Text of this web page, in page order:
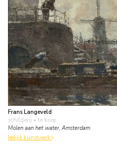
Frans Langeveld
schilderij • te koop
Molen aan het water, Amsterdam
bekijk kunstwerk